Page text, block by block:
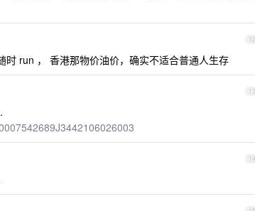
12
run ， 香港那物价油价，确实不适合普通人生存
13
14